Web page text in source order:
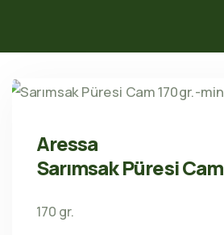
Aressa
Sarımsak Püresi Cam
170 gr.